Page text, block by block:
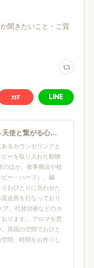
聞きたいこと・ご質
Rire（リール） ~天使と繋がる心と体の動物病院/ヒーリング・ウェルネスケアサロン
るカウンセリングと
ーを取り入れた動物
のほか、食事療法や植
ー・ハーブ）、鍼
おひとりに合わせた
改善を行なっており
ア、代替治療などのカ
ります。 アロマを焚
異国の空間でおひと
間、時間をお作りし